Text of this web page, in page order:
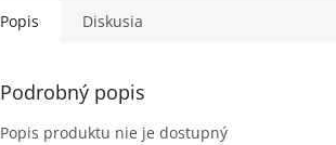
Popis Diskusia
Podrobný popis
Popis produktu nie je dostupný